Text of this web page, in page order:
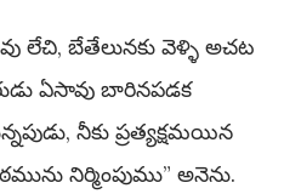
ఏసావు బారినపడక
నీకు ప్రత్యక్షమయిన
నిర్మింపుము” అనెను.